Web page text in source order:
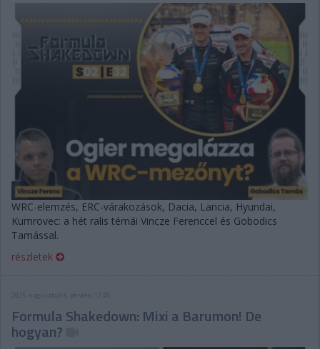
WRC-elemzés, ERC-várakozások, Dacia, Lancia, Hyundai,
Kumrovec: a hét ralis témái Vincze Ferenccel és Gobodics
Tamással.
részletek
2025. augusztus 8. péntek, 12:45
Formula Shakedown: Mixi a Barumon! De
hogyan?